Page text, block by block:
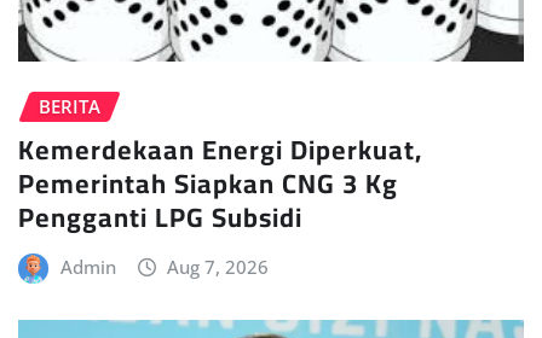
BERITA
Kemerdekaan Energi Diperkuat,
Pemerintah Siapkan CNG 3 Kg
Pengganti LPG Subsidi
Admin Aug 7, 2026